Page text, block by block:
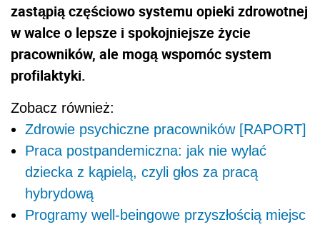
zastąpią częściowo systemu opieki zdrowotnej
w walce o lepsze i spokojniejsze życie
pracowników, ale mogą wspomóc system
profilaktyki.
Zobacz również:
Zdrowie psychiczne pracowników [RAPORT]
Praca postpandemiczna: jak nie wylać
dziecka z kąpielą, czyli głos za pracą
hybrydową
Programy well-beingowe przyszłością miejsc